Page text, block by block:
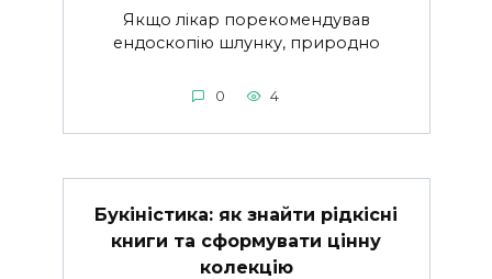
Якщо лікар порекомендував
ендоскопію шлунку, природно
0 4
Букіністика: як знайти рідкісні
книги та сформувати цінну
колекцію